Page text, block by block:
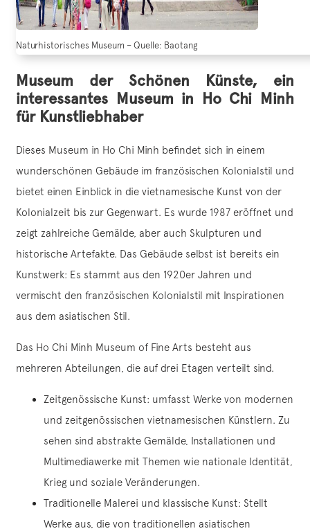
Naturhistorisches Museum – Quelle: Baotang
Museum der Schönen Künste, ein
interessantes Museum in Ho Chi Minh
für Kunstliebhaber
Dieses Museum in Ho Chi Minh befindet sich in einem
wunderschönen Gebäude im französischen Kolonialstil und
bietet einen Einblick in die vietnamesische Kunst von der
Kolonialzeit bis zur Gegenwart. Es wurde 1987 eröffnet und
zeigt zahlreiche Gemälde, aber auch Skulpturen und
historische Artefakte. Das Gebäude selbst ist bereits ein
Kunstwerk: Es stammt aus den 1920er Jahren und
vermischt den französischen Kolonialstil mit Inspirationen
aus dem asiatischen Stil.
Das Ho Chi Minh Museum of Fine Arts besteht aus
mehreren Abteilungen, die auf drei Etagen verteilt sind.
Zeitgenössische Kunst: umfasst Werke von modernen
und zeitgenössischen vietnamesischen Künstlern. Zu
sehen sind abstrakte Gemälde, Installationen und
Multimediawerke mit Themen wie nationale Identität,
Krieg und soziale Veränderungen.
Traditionelle Malerei und klassische Kunst: Stellt
Werke aus, die von traditionellen asiatischen